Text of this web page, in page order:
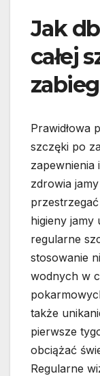
Jak
całej
Prawidłowa
szczęki po
zapewnienia
zdrowia
higieny jamy
regularne
stosowanie
wodnych w
także
pierwsze
obciążać
Regularne